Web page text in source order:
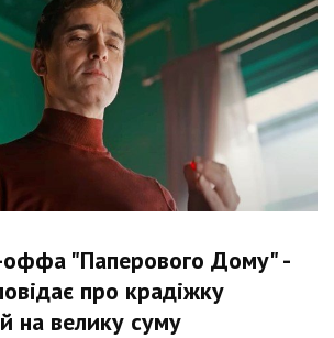
оффа "Паперового Дому" -
про крадіжку
на велику суму